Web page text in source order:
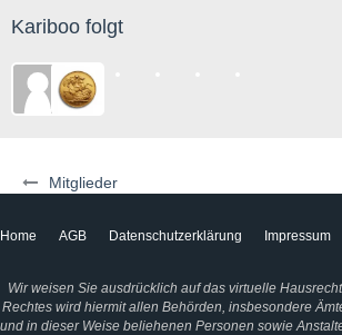
Mitglieder
Kariboo folgt
Home AGB Datenschutzerklärung Impressum
Wir weisen Sie ausdrücklich auf das virtuelle
Rechtes wird hiermit allen Behörden, insbesondere
und in dieser Weise beliehenen Personen sowie